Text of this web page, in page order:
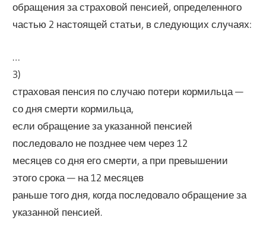
обращения за страховой пенсией, определенного
частью 2 настоящей статьи, в следующих случаях:
…
3)
страховая пенсия по случаю потери кормильца —
со дня смерти кормильца,
если обращение за указанной пенсией
последовало не позднее чем через 12
месяцев со дня его смерти, а при превышении
этого срока — на 12 месяцев
раньше того дня, когда последовало обращение за
указанной пенсией.